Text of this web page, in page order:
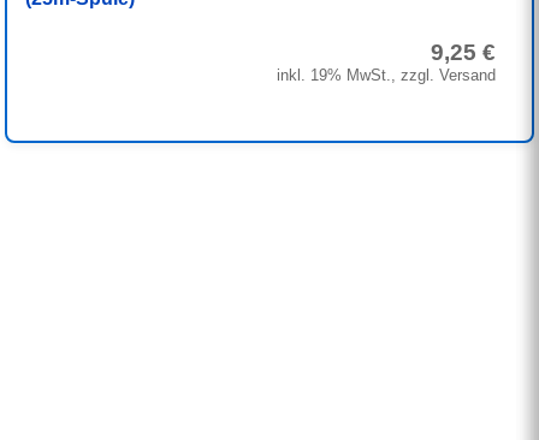
9,25 €
inkl. 19% MwSt., zzgl. Versand